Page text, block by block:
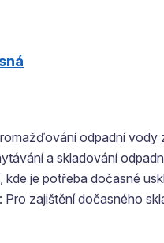
odpadní vody
a skladování
kde je potřeba dočasné
: Pro zajištění dočasného